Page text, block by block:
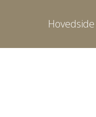
Hovedside